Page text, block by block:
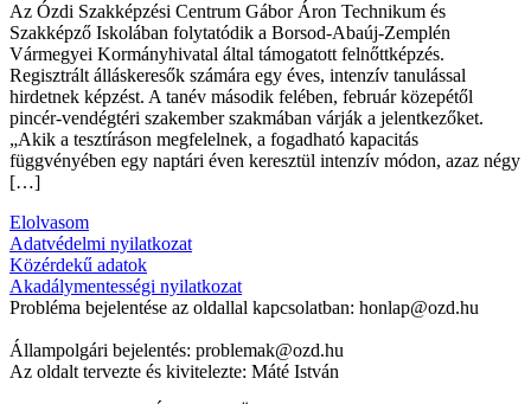
Az Ózdi Szakképzési Centrum Gábor Áron Technikum és
Szakképző Iskolában folytatódik a Borsod-Abaúj-Zemplén
Vármegyei Kormányhivatal által támogatott felnőttképzés.
Regisztrált álláskeresők számára egy éves, intenzív tanulással
hirdetnek képzést. A tanév második felében, február közepétől
pincér-vendégtéri szakember szakmában várják a jelentkezőket.
„Akik a tesztíráson megfelelnek, a fogadható kapacitás
függvényében egy naptári éven keresztül intenzív módon, azaz négy
[…]
Elolvasom
Adatvédelmi nyilatkozat
Közérdekű adatok
Akadálymentességi nyilatkozat
Probléma bejelentése az oldallal kapcsolatban: honlap@ozd.hu
Állampolgári bejelentés: problemak@ozd.hu
Az oldalt tervezte és kivitelezte: Máté István